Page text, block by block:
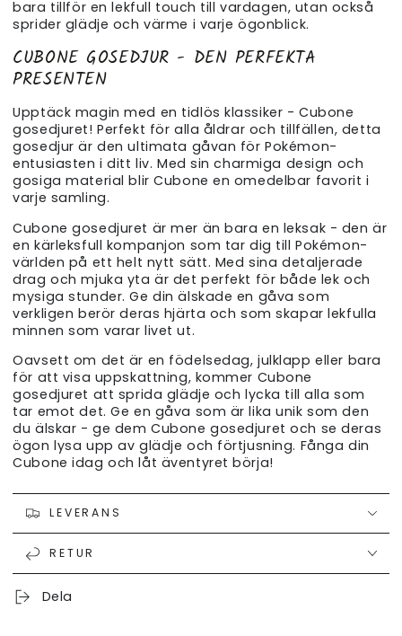
bara tillför en lekfull touch till vardagen, utan också
sprider glädje och värme i varje ögonblick.
CUBONE GOSEDJUR - DEN PERFEKTA
PRESENTEN
Upptäck magin med en tidlös klassiker - Cubone
gosedjuret! Perfekt för alla åldrar och tillfällen, detta
gosedjur är den ultimata gåvan för Pokémon-
entusiasten i ditt liv. Med sin charmiga design och
gosiga material blir Cubone en omedelbar favorit i
varje samling.
Cubone gosedjuret är mer än bara en leksak - den är
en kärleksfull kompanjon som tar dig till Pokémon-
världen på ett helt nytt sätt. Med sina detaljerade
drag och mjuka yta är det perfekt för både lek och
mysiga stunder. Ge din älskade en gåva som
verkligen berör deras hjärta och som skapar lekfulla
minnen som varar livet ut.
Oavsett om det är en födelsedag, julklapp eller bara
för att visa uppskattning, kommer Cubone
gosedjuret att sprida glädje och lycka till alla som
tar emot det. Ge en gåva som är lika unik som den
du älskar - ge dem Cubone gosedjuret och se deras
ögon lysa upp av glädje och förtjusning. Fånga din
Cubone idag och låt äventyret börja!
LEVERANS
RETUR
Dela